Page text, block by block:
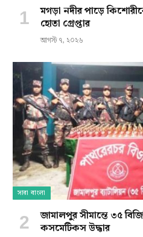
মগড়া নদীর পাড়ে
হোতা গ্রেপ্তার
আগস্ট ৭, ২০২৬
সারা বাংলা
জামালপুর সীমান্তে ৩৫
কসমেটিকস উদ্ধার